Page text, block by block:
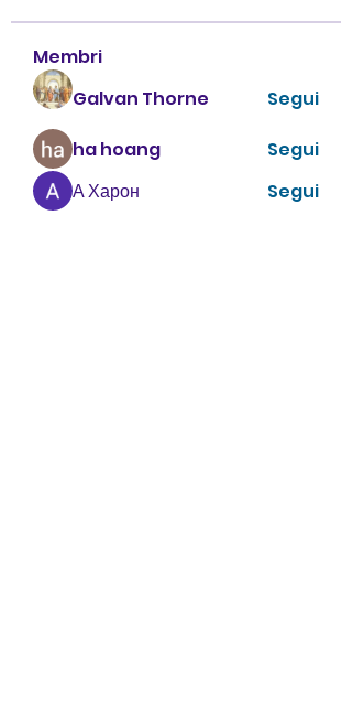
Membri
Galvan Thorne
Segui
ha hoang
Segui
А Харон
Segui